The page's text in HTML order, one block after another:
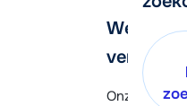
We
verder!
Onze